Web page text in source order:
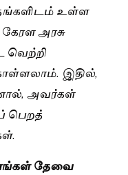
உள்ள
அரசு
வெற்றி
இதில்,
அவர்கள்
பெறத்
தேவை